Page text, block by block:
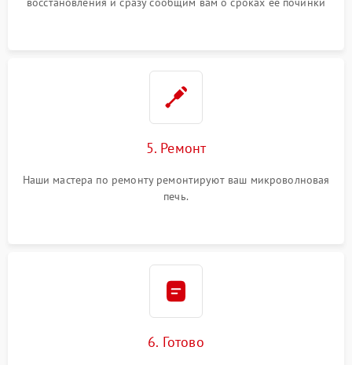
5. Ремонт
Наши мастера по ремонту ремонтируют ваш микроволновая
печь.
6. Готово